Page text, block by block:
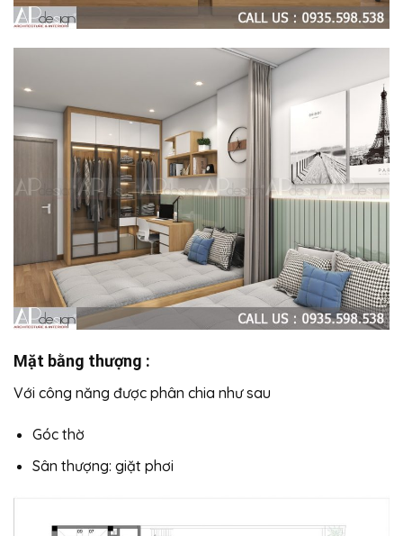
Mặt bằng thượng :
Với công năng được phân chia như sau
Góc thờ
Sân thượng: giặt phơi